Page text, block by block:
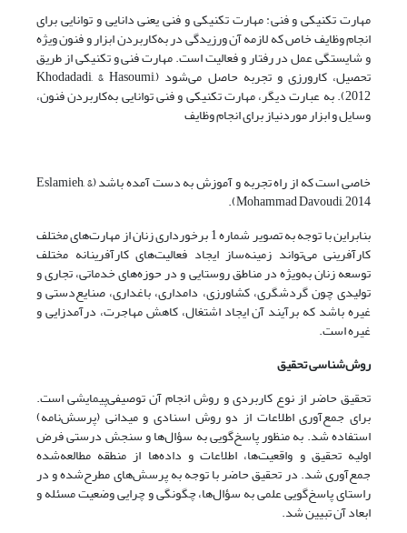
مهارت تکنیکی و فنی: مهارت تکنیکی و فنی یعنی دانایی و توانایی برای
انجام وظایف خاص که لازمه آن ورزیدگی در به‌کار‌بردن ابزار و فنون ویژه
و شایستگی عمل در رفتار و فعالیت است. مهارت فنی و تکنیکی از طریق
تحصیل، کارورزی و تجربه حاصل می‌شود (Khodadadi, & Hasoumi,
2012). به ‌عبارت ‌دیگر، مهارت تکنیکی و فنی توانایی به‌کاربردن فنون،
وسایل و ابزار موردنیاز برای انجام وظایف
خاصی است که از راه تجربه و آموزش به ‌دست‌ آمده باشد (Eslamieh, &
Mohammad Davoudi, 2014).
بنابراین با توجه به تصویر شماره 1 برخورداری زنان از مهارت‌های مختلف
کارآفرینی می‌تواند زمینه‌ساز ایجاد فعالیت‌های کارآفرینانه مختلف
توسعه زنان به‌ویژه در مناطق روستایی و در حوزه‌های خدماتی، تجاری و
تولیدی چون گردشگری، کشاورزی، دامداری، باغداری، صنایع‌دستی و
غیره باشد که برآیند آن ایجاد اشتغال، کاهش مهاجرت‌، درآمدزایی و
غیره است.
روش‌شناسی تحقیق
تحقیق حاضر از نوع کاربردی و روش انجام آن توصیفی‌پیمایشی است.
برای جمع‌آوری اطلاعات از دو روش اسنادی و میدانی (پرسش‌نامه)
استفاده شد. به منظور پاسخ‌گویی به سؤال‌ها و سنجش درستی فرض
اولیه تحقیق و واقعیت‌ها، اطلاعات و داده‌ها از منطقه مطالعه‌شده
جمع‌آوری شد. در تحقیق حاضر با توجه به پرسش‌های مطرح‌شده و در
راستای پاسخ‌گویی علمی به سؤال‌ها، چگونگی و چرایی وضعیت مسئله و
ابعاد آن ‌تبیین شد.